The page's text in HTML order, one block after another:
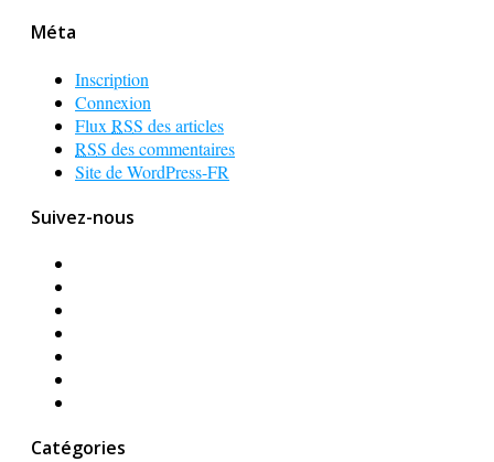
Méta
Inscription
Connexion
Flux RSS des articles
RSS des commentaires
Site de WordPress-FR
Suivez-nous
Catégories